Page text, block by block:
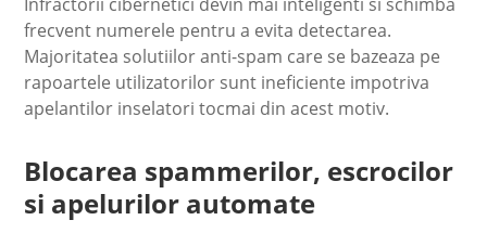
frecvent numerele pentru a evita detectarea.
Majoritatea solutiilor anti-spam care se bazeaza pe
rapoartele utilizatorilor sunt ineficiente impotriva
apelantilor inselatori tocmai din acest motiv.
Blocarea spammerilor, escrocilor
si apelurilor automate